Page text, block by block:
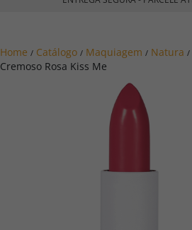
Home / Catálogo / Maquiagem / Natura /
Cremoso Rosa Kiss Me